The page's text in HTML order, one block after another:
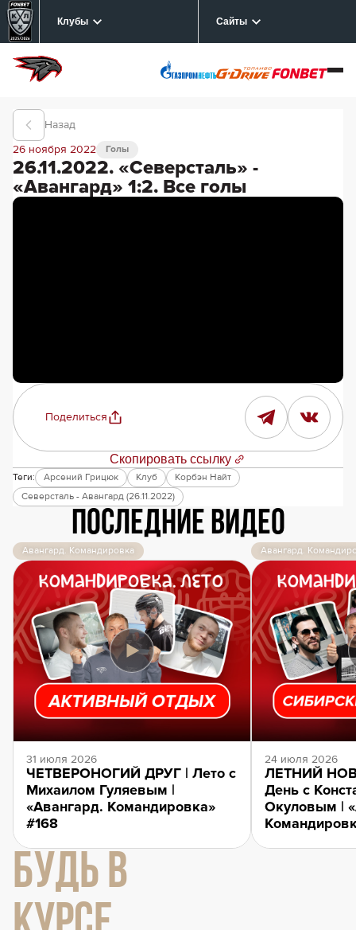
Клубы Сайты
Назад
26.11.2022. «Северсталь» -
«Авангард» 1:2. Все голы
Голы
26 ноября 2022
Поделиться
Скопировать ссылку
Теги: Арсений Грицюк Клуб
Корбэн Найт
Северсталь - Авангард (26.11.2022)
Последние видео
Авангард. Командировка
31 июля 2026
ЧЕТВЕРОНОГИЙ ДРУГ | Лето с
Михаилом Гуляевым |
«Авангард. Командировка»
#168
Авангард.
24 июля 2026
ЛЕТНИЙ
День с
Окуловым |
БУДЬ В